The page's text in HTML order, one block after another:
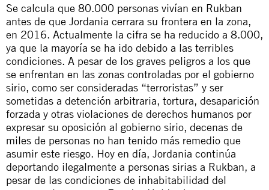
Se calcula que 80.000 personas vivían en Rukban
antes de que Jordania cerrara su frontera en la zona,
en 2016. Actualmente la cifra se ha reducido a 8.000,
ya que la mayoría se ha ido debido a las terribles
condiciones. A pesar de los graves peligros a los que
se enfrentan en las zonas controladas por el gobierno
sirio, como ser consideradas “terroristas” y ser
sometidas a detención arbitraria, tortura, desaparición
forzada y otras violaciones de derechos humanos por
expresar su oposición al gobierno sirio, decenas de
miles de personas no han tenido más remedio que
asumir este riesgo. Hoy en día, Jordania continúa
deportando ilegalmente a personas sirias a Rukban, a
pesar de las condiciones de inhabitabilidad del